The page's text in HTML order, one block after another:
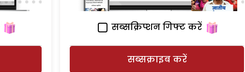
सब्सक्रिप्शन गिफ्ट करें
सब्सक्राइब करें